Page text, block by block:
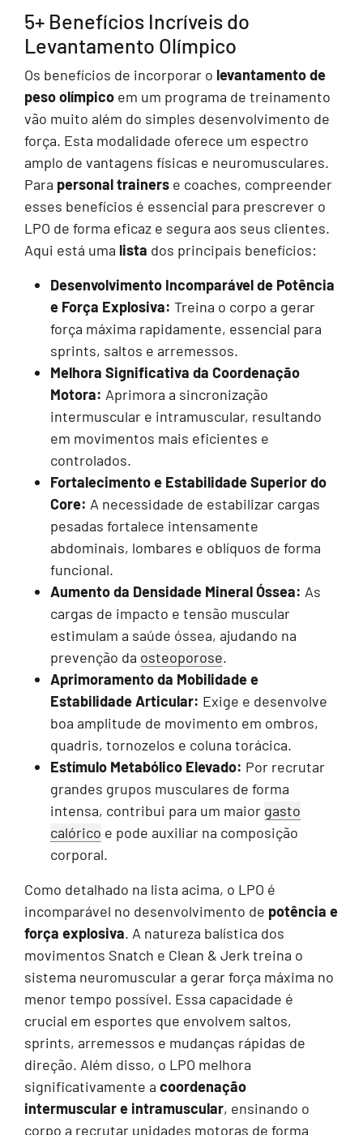
5+ Benefícios Incríveis do
Levantamento Olímpico
Os benefícios de incorporar o levantamento de
peso olímpico em um programa de treinamento
vão muito além do simples desenvolvimento de
força. Esta modalidade oferece um espectro
amplo de vantagens físicas e neuromusculares.
Para personal trainers e coaches, compreender
esses benefícios é essencial para prescrever o
LPO de forma eficaz e segura aos seus clientes.
Aqui está uma lista dos principais benefícios:
Desenvolvimento Incomparável de Potência
e Força Explosiva: Treina o corpo a gerar
força máxima rapidamente, essencial para
sprints, saltos e arremessos.
Melhora Significativa da Coordenação
Motora: Aprimora a sincronização
intermuscular e intramuscular, resultando
em movimentos mais eficientes e
controlados.
Fortalecimento e Estabilidade Superior do
Core: A necessidade de estabilizar cargas
pesadas fortalece intensamente
abdominais, lombares e oblíquos de forma
funcional.
Aumento da Densidade Mineral Óssea: As
cargas de impacto e tensão muscular
estimulam a saúde óssea, ajudando na
prevenção da osteoporose.
Aprimoramento da Mobilidade e
Estabilidade Articular: Exige e desenvolve
boa amplitude de movimento em ombros,
quadris, tornozelos e coluna torácica.
Estímulo Metabólico Elevado: Por recrutar
grandes grupos musculares de forma
intensa, contribui para um maior gasto
calórico e pode auxiliar na composição
corporal.
Como detalhado na lista acima, o LPO é
incomparável no desenvolvimento de potência e
força explosiva. A natureza balística dos
movimentos Snatch e Clean & Jerk treina o
sistema neuromuscular a gerar força máxima no
menor tempo possível. Essa capacidade é
crucial em esportes que envolvem saltos,
sprints, arremessos e mudanças rápidas de
direção. Além disso, o LPO melhora
significativamente a coordenação
intermuscular e intramuscular, ensinando o
corpo a recrutar unidades motoras de forma